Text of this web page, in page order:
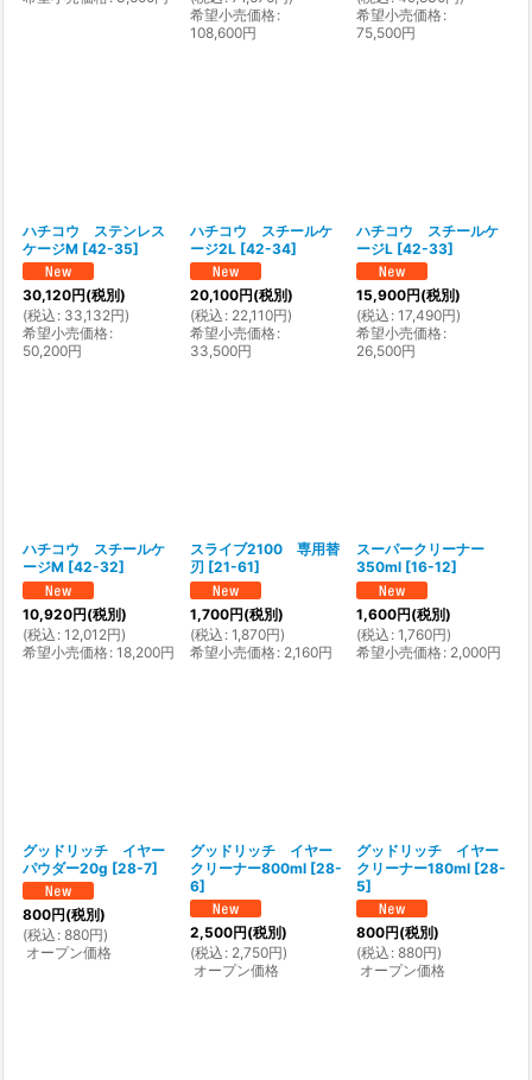
希望小売価格:
108,600円
希望小売価格:
75,500円
ハチコウ ステンレス
ケージM [42-35]
30,120円(税別)
(税込 : 33,132円)
希望小売価格:
50,200円
ハチコウ スチールケ
ージ2L [42-34]
20,100円(税別)
(税込 : 22,110円)
希望小売価格:
33,500円
ハチコウ スチールケ
ージL [42-33]
15,900円(税別)
(税込 : 17,490円)
希望小売価格:
26,500円
ハチコウ スチールケ
ージM [42-32]
10,920円(税別)
(税込 : 12,012円)
希望小売価格: 18,200円
スライブ2100 専用替
刃 [21-61]
1,700円(税別)
(税込 : 1,870円)
希望小売価格: 2,160円
スーパークリーナー
350ml [16-12]
1,600円(税別)
(税込 : 1,760円)
希望小売価格: 2,000円
グッドリッチ イヤー
パウダー20g [28-7]
800円(税別)
(税込 : 880円)
オープン価格
グッドリッチ イヤー
クリーナー800ml [28-
6]
2,500円(税別)
(税込 : 2,750円)
オープン価格
グッドリッチ イヤー
クリーナー180ml [28-
5]
800円(税別)
(税込 : 880円)
オープン価格